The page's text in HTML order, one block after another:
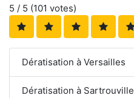
5 / 5 (101 votes)
Dératisation à Versailles
Dératisation à Sartrouville